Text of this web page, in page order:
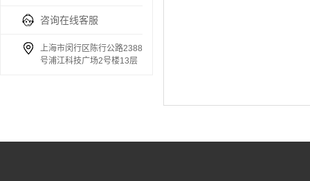
咨询在线客服
上海市闵行区陈行公路2388
号浦江科技广场2号楼13层